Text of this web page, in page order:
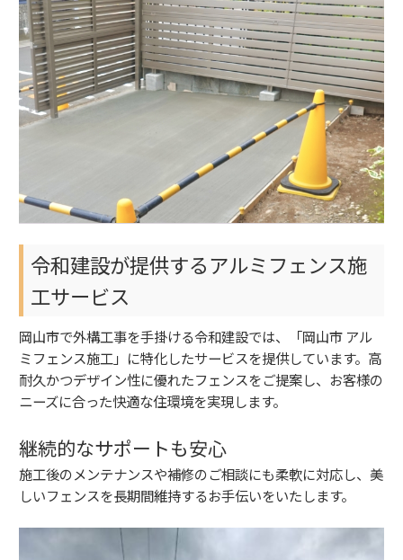
令和建設が提供するアルミフェンス施
工サービス
岡山市で外構工事を手掛ける令和建設では、「岡山市 アル
ミフェンス施工」に特化したサービスを提供しています。高
耐久かつデザイン性に優れたフェンスをご提案し、お客様の
ニーズに合った快適な住環境を実現します。
継続的なサポートも安心
施工後のメンテナンスや補修のご相談にも柔軟に対応し、美
しいフェンスを長期間維持するお手伝いをいたします。